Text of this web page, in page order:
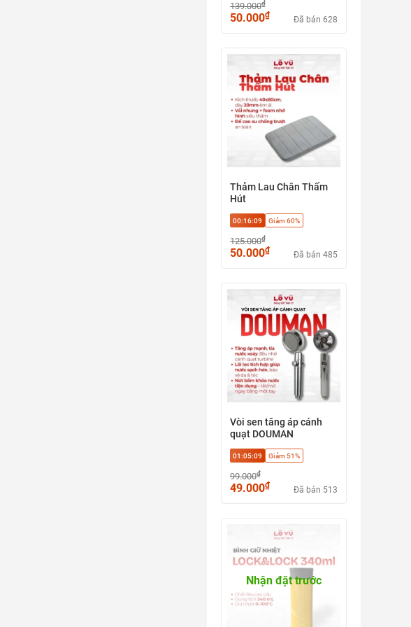
139.000₫
50.000₫ Đã bán 628
Thảm Lau Chân Thấm
Hút
00:16:08 Giảm 60%
125.000₫
50.000₫ Đã bán 485
Vòi sen tăng áp cánh
quạt DOUMAN
01:05:08 Giảm 51%
99.000₫
49.000₫ Đã bán 513
Nhận đặt trước